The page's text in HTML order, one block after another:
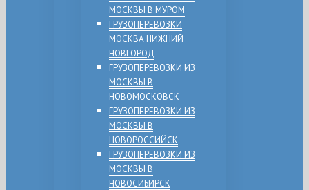
МОСКВЫ В МУРОМ
ГРУЗОПЕРЕВОЗКИ
МОСКВА НИЖНИЙ
НОВГОРОД
ГРУЗОПЕРЕВОЗКИ ИЗ
МОСКВЫ В
НОВОМОСКОВСК
ГРУЗОПЕРЕВОЗКИ ИЗ
МОСКВЫ В
НОВОРОССИЙСК
ГРУЗОПЕРЕВОЗКИ ИЗ
МОСКВЫ В
НОВОСИБИРСК